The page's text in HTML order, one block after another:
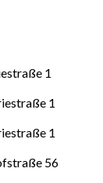
1
1
1
56